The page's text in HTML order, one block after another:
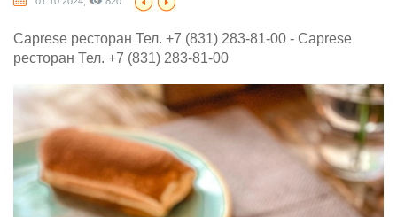
Caprese ресторан Тел. +7 (831) 283-81-00 - Caprese
ресторан Тел. +7 (831) 283-81-00